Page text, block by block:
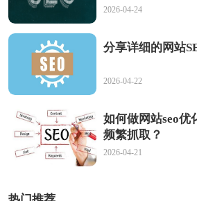
2026-04-24
分享详细的网站
2026-04-22
如何做网站seo优
频繁抓取？
2026-04-21